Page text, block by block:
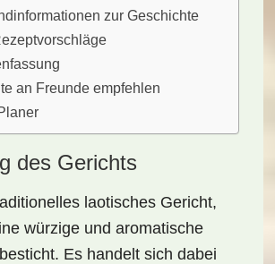
zur Geschichte
an Freunde empfehlen
des Gerichts
laotisches Gericht,
würzige und aromatische
Es handelt sich dabei